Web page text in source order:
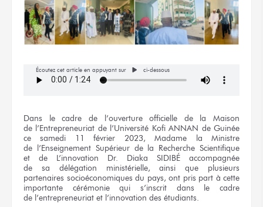
Écoutez cet article en appuyant sur ci-dessous
Dans le cadre de l’ouvertureofficielle de la Maison
de l’Entrepreneuriat de l’Université Kofi ANNAN de Guinée
ce samedi
11 février 2023, Madame la Ministre
de l’EnseignementSupérieur de la Recherche Scientifique
et de L’innovation
Dr. Diaka SIDIBÉ accompagnée
de sa délégation ministérielle, ainsi que plusieurs
partenaires socioéconomiques du pays, ont pris part à cette
importante cérémonie qui s’inscrit dans le cadre
de l’entrepreneuriat et l’innovation des étudiants.